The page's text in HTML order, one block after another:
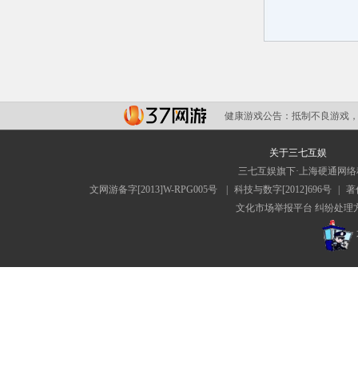
健康游戏公告： 抵制不良游戏
关于三七互娱
三七互娱旗下·上海硬通网
文网游备字[2013]W-RPG005号
科技与数字[2012]696号
著
文化市场举报平台 纠纷处理